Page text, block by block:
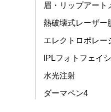
眉・リップアート
熱破壊式レーザー
エレクトロポレー
IPLフォトフェイ
水光注射
ダーマペン4